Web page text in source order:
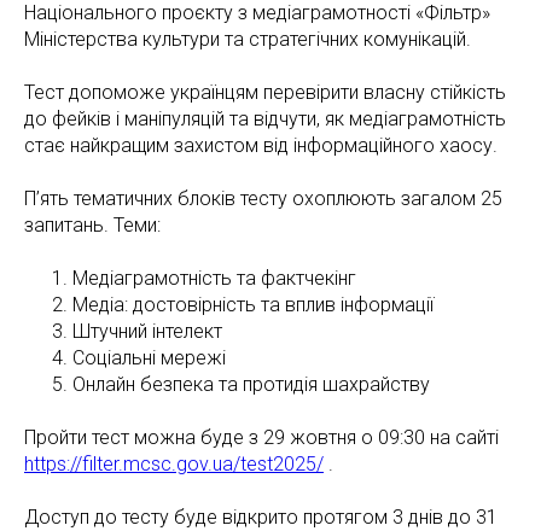
Національного проєкту з медіаграмотності «Фільтр»
Міністерства культури та стратегічних комунікацій.
Тест допоможе українцям перевірити власну стійкість
до фейків і маніпуляцій та відчути, як медіаграмотність
стає найкращим захистом від інформаційного хаосу.
П’ять тематичних блоків тесту охоплюють загалом 25
запитань. Теми:
Медіаграмотність та фактчекінг
Медіа: достовірність та вплив інформації
Штучний інтелект
Соціальні мережі
Онлайн безпека та протидія шахрайству
Пройти тест можна буде з 29 жовтня о 09:30 на сайті
https://filter.mcsc.gov.ua/test2025/ .
Доступ до тесту буде відкрито протягом 3 днів до 31